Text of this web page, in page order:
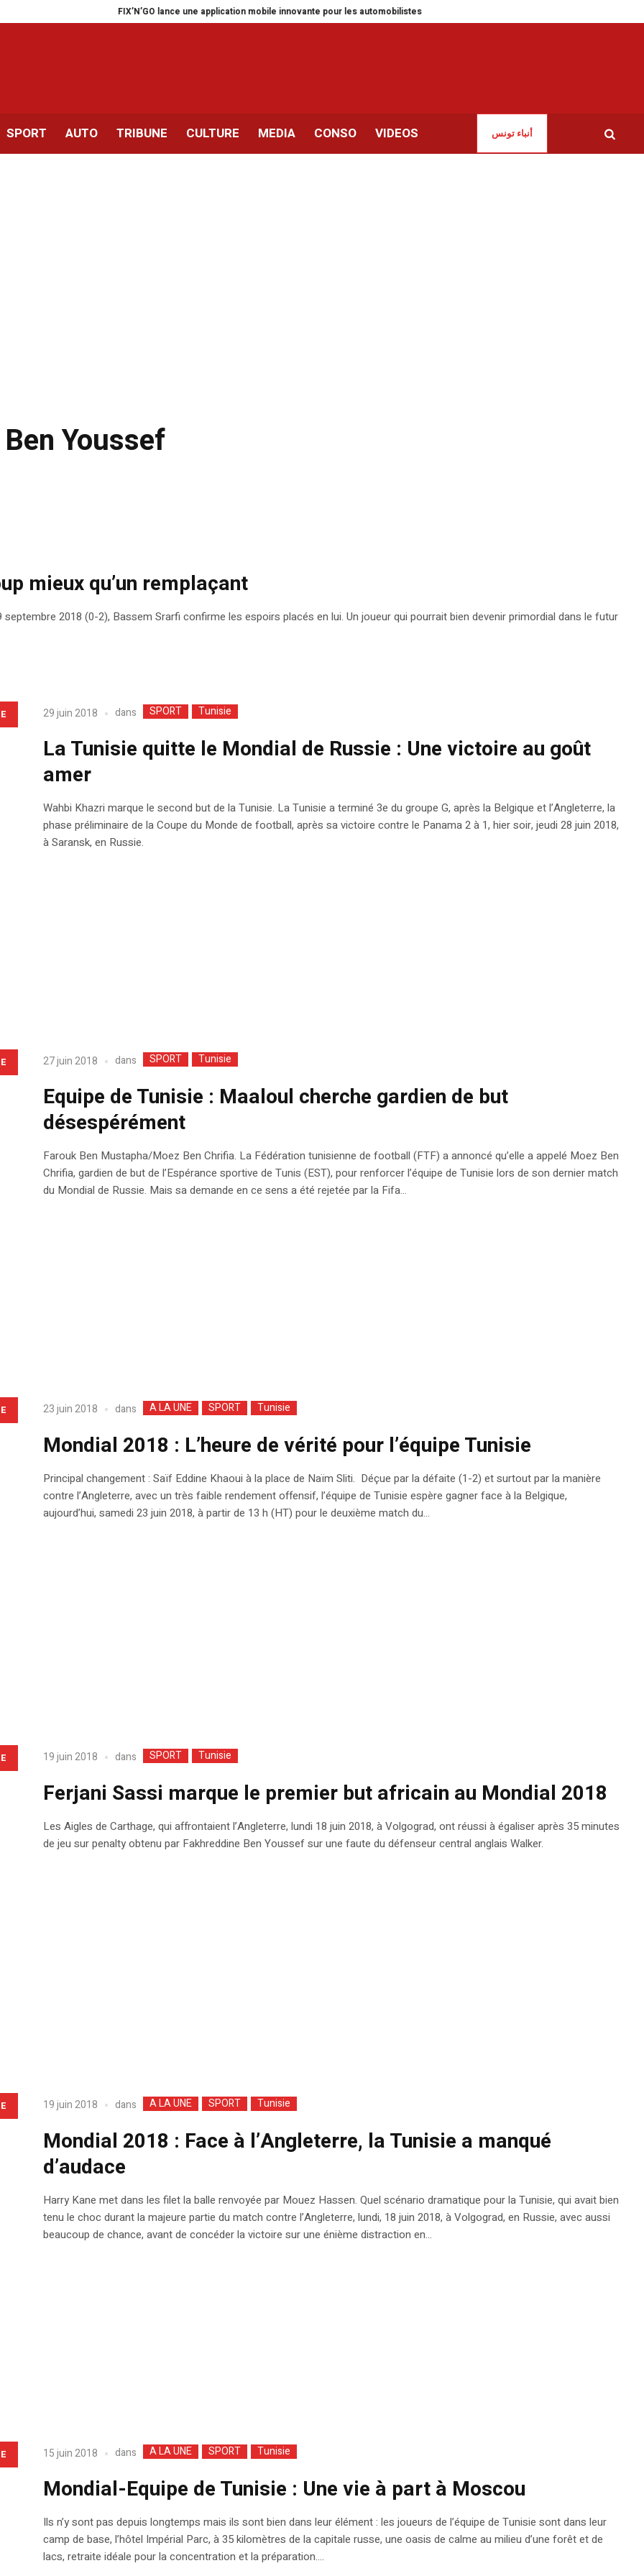
FIX’N’GO lance une application mobile innovante pour les automobilistes KIKO Milano inaugure une nouvelle boutique à Tunis-
SPORT AUTO TRIBUNE CULTURE MEDIA CONSO VIDEOS أنباء تونس
Youssef
mieux qu’un remplaçant
2018 (0-2), Bassem Srarfi confirme les espoirs placés en lui. Un joueur qui pourrait bien devenir primordial dans le futur
29 juin 2018 dans SPORT Tunisie
La Tunisie quitte le Mondial de Russie : Une victoire au goût
amer
Wahbi Khazri marque le second but de la Tunisie. La Tunisie a terminé 3e du groupe G, après la Belgique et l’Angleterre, la
phase préliminaire de la Coupe du Monde de football, après sa victoire contre le Panama 2 à 1, hier soir, jeudi 28 juin 2018,
à Saransk, en Russie.
27 juin 2018 dans SPORT Tunisie
Equipe de Tunisie : Maaloul cherche gardien de but
désespérément
Farouk Ben Mustapha/Moez Ben Chrifia. La Fédération tunisienne de football (FTF) a annoncé qu’elle a appelé Moez Ben
Chrifia, gardien de but de l’Espérance sportive de Tunis (EST), pour renforcer l’équipe de Tunisie lors de son dernier match
du Mondial de Russie. Mais sa demande en ce sens a été rejetée par la Fifa…
23 juin 2018 dans A LA UNE SPORT Tunisie
Mondial 2018 : L’heure de vérité pour l’équipe Tunisie
Principal changement : Saïf Eddine Khaoui à la place de Naïm Sliti. Déçue par la défaite (1-2) et surtout par la manière
contre l’Angleterre, avec un très faible rendement offensif, l’équipe de Tunisie espère gagner face à la Belgique,
aujourd’hui, samedi 23 juin 2018, à partir de 13 h (HT) pour le deuxième match du...
19 juin 2018 dans SPORT Tunisie
Ferjani Sassi marque le premier but africain au Mondial 2018
Les Aigles de Carthage, qui affrontaient l’Angleterre, lundi 18 juin 2018, à Volgograd, ont réussi à égaliser après 35 minutes
de jeu sur penalty obtenu par Fakhreddine Ben Youssef sur une faute du défenseur central anglais Walker.
19 juin 2018 dans A LA UNE SPORT Tunisie
Mondial 2018 : Face à l’Angleterre, la Tunisie a manqué
d’audace
Harry Kane met dans les filet la balle renvoyée par Mouez Hassen. Quel scénario dramatique pour la Tunisie, qui avait bien
tenu le choc durant la majeure partie du match contre l’Angleterre, lundi, 18 juin 2018, à Volgograd, en Russie, avec aussi
beaucoup de chance, avant de concéder la victoire sur une énième distraction en...
15 juin 2018 dans A LA UNE SPORT Tunisie
Mondial-Equipe de Tunisie : Une vie à part à Moscou
Ils n’y sont pas depuis longtemps mais ils sont bien dans leur élément : les joueurs de l’équipe de Tunisie sont dans leur
camp de base, l’hôtel Impérial Parc, à 35 kilomètres de la capitale russe, une oasis de calme au milieu d’une forêt et de
lacs, retraite idéale pour la concentration et la préparation....